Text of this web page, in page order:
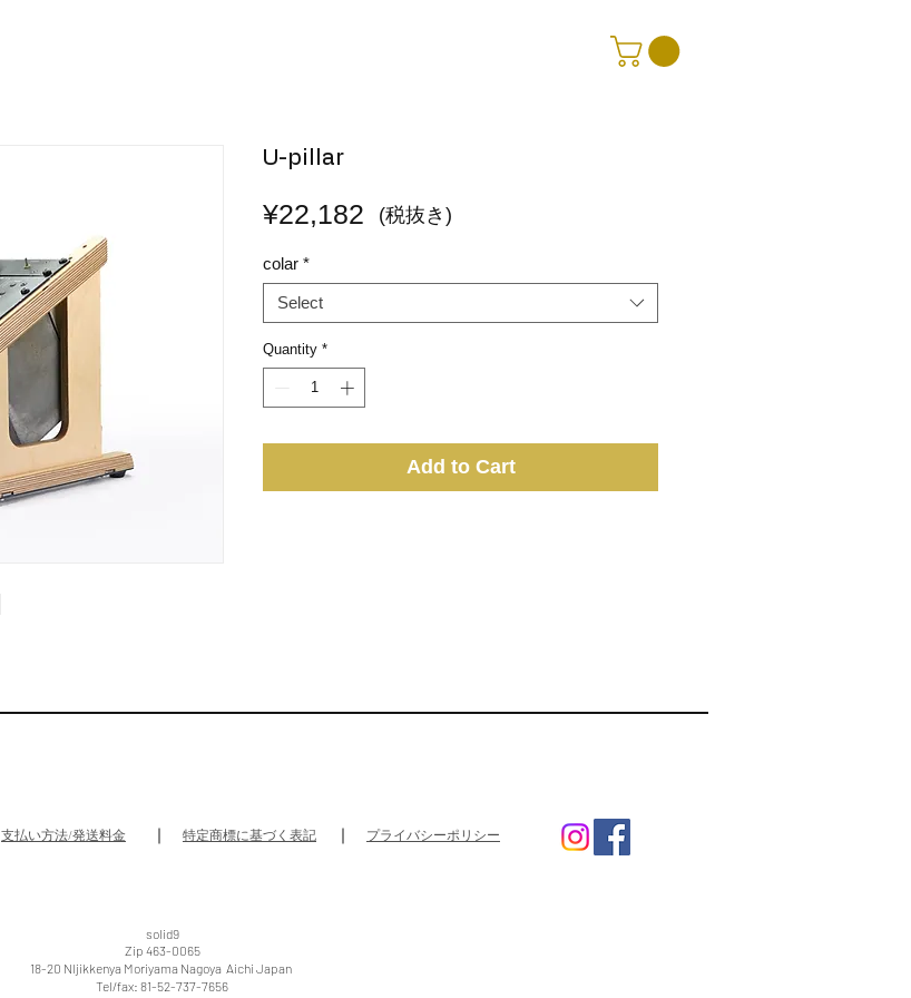
U-pillar
¥22,182 Price
colar *
Select
Quantity *
Add to Cart
(税抜き)
支払い方法/発送料金 特定商標に基づく表記 プライバシーポリシー
solid9
​Zip 463-0065
18-20 NIjikkenya Moriyama Nagoya Aichi Japan
Tel/fax: 81-52-737-7656